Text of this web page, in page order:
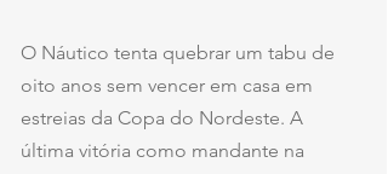
O Náutico tenta quebrar um tabu de
oito anos sem vencer em casa em
estreias da Copa do Nordeste. A
última vitória como mandante na